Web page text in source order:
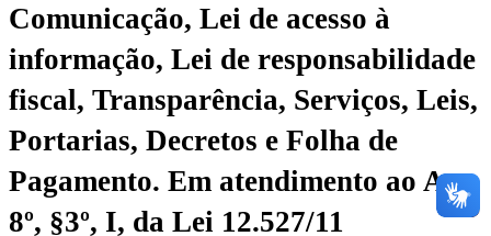
Comunicação, Lei de acesso à
informação, Lei de responsabilidade
fiscal, Transparência, Serviços, Leis,
Portarias, Decretos e Folha de
Pagamento. Em atendimento ao Art.
8º, §3º, I, da Lei 12.527/11